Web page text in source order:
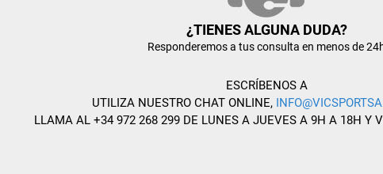
¿TIENES ALGUNA DUDA?
Responderemos a tus consulta en menos de
ESCRÍBENOS A
UTILIZA NUESTRO CHAT ONLINE,
LLAMA AL +34 972 268 299 DE LUNES A JUEVES A 9H A 18H Y